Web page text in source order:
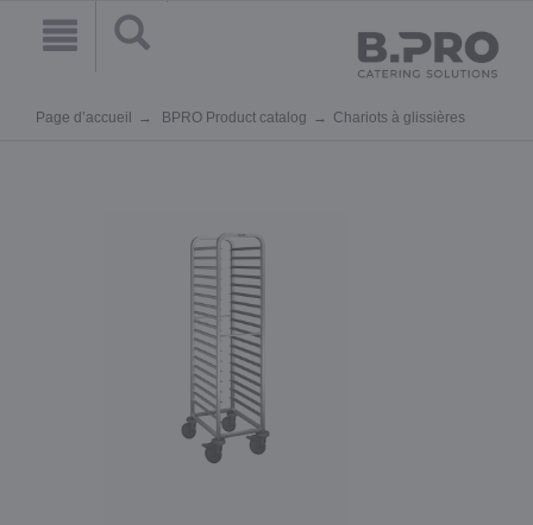
Page d’accueil BPRO Product catalog Chariots à glissières